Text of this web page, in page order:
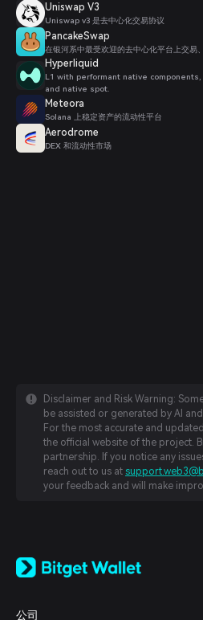
Uniswap V3
Uniswap v3 是去中心化交易协议
PancakeSwap
在银河系中最受欢迎的去中心化平台上交易
Hyperliquid
L1 with performant native
and native spot.
Meteora
Solana 上稳定资产的流动性平台
Aerodrome
DEX 和流动性市场
Disclaimer and Risk Warning:
be assisted or generated by AI
For the most accurate and
the official website of the project.
partnership. If you notice any
reach out to us at
your feedback and will make
日本語
Español (Latinoamérica)
公司